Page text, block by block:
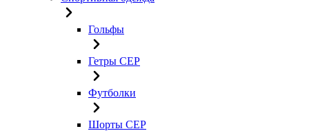
Гольфы
Гетры CEP
Футболки
Шорты CEP